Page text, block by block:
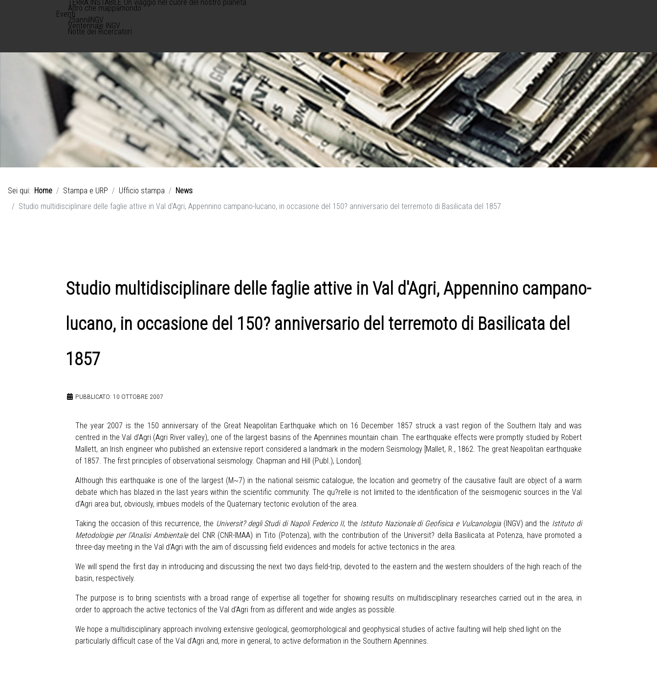
TERRA INSTABILE Un viaggio nel cuore del nostro pianeta
Altro che mappamondo
Eventi
25anniINGV
Ventennale INGV
Notte dei Ricercatori
Sei qui: Home Stampa e URP Ufficio stampa
News
Studio multidisciplinare delle faglie attive in Val d'Agri, Appennino campano-lucano, in occasione del 150? anniversario del terremoto di Basilicata del 1857
Studio multidisciplinare delle faglie attive in Val d'Agri, Appennino campano-
lucano, in occasione del 150? anniversario del terremoto di Basilicata del
1857
PUBBLICATO: 10 OTTOBRE 2007
The year 2007 is the 150 anniversary of the Great Neapolitan Earthquake which on 16 December 1857 struck a vast region of the Southern Italy and was
centred in the Val d’Agri (Agri River valley), one of the largest basins of the Apennines mountain chain. The earthquake effects were promptly studied by Robert
Mallett, an Irish engineer who published an extensive report considered a landmark in the modern Seismology [Mallet, R., 1862. The great Neapolitan earthquake
of 1857. The first principles of observational seismology. Chapman and Hill (Publ.), London].
Although this earthquake is one of the largest (M~7) in the national seismic catalogue, the location and geometry of the causative fault are object of a warm
debate which has blazed in the last years within the scientific community. The qu?relle is not limited to the identification of the seismogenic sources in the Val
d’Agri area but, obviously, imbues models of the Quaternary tectonic evolution of the area.
Taking the occasion of this recurrence, the Universit? degli Studi di Napoli Federico II, the Istituto Nazionale di Geofisica e Vulcanologia(INGV) and the Istituto di
Metodologie per l’Analisi Ambientaledel CNR (CNR-IMAA) in Tito (Potenza), with the contribution of the Universit? della Basilicata at Potenza, have promoted a
three-day meeting in the Val d’Agri with the aim of discussing field evidences and models for active tectonics in the area.
We will spend the first day in introducing and discussing the next two days field-trip, devoted to the eastern and the western shoulders of the high reach of the
basin, respectively.
The purpose is to bring scientists with a broad range of expertise all together for showing results on multidisciplinary researches carried out in the area, in
order to approach the active tectonics of the Val d’Agri from as different and wide angles as possible.
We hope a multidisciplinary approach involving extensive geological, geomorphological and geophysical studies of active faulting will help shed light on the
particularly difficult case of the Val d’Agri and, more in general, to active deformation in the Southern Apennines.